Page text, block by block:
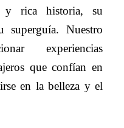
y rica historia, su
superguía. Nuestro
experiencias
que confían en
en la belleza y el